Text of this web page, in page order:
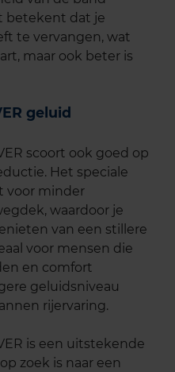
betekent dat je
te vervangen, wat
maar ook beter is
geluid
scoort ook goed op
Het speciale
voor minder
waardoor je
van een stillere
voor mensen die
en comfort
geluidsniveau
rijervaring.
is een uitstekende
zoek is naar een